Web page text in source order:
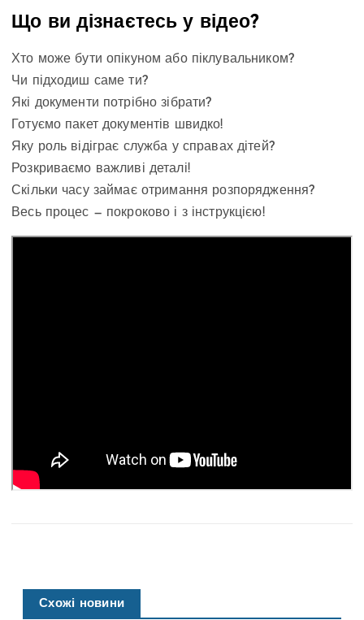
Що ви дізнаєтесь у відео?
Хто може бути опікуном або піклувальником?
Чи підходиш саме ти?
Які документи потрібно зібрати?
Готуємо пакет документів швидко!
Яку роль відіграє служба у справах дітей?
Розкриваємо важливі деталі!
Скільки часу займає отримання розпорядження?
Весь процес — покроково і з інструкцією!
Схожі новини